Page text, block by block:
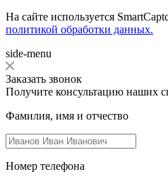
На сайте используется
политикой обработки данных.
side-menu
Заказать звонок
Получите консультацию наших
Фамилия, имя и отчество
Номер телефона